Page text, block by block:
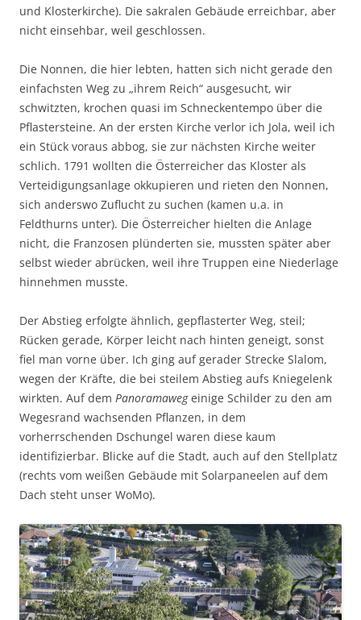
und Klosterkirche). Die sakralen Gebäude erreichbar, aber
nicht einsehbar, weil geschlossen.
Die Nonnen, die hier lebten, hatten sich nicht gerade den
einfachsten Weg zu „ihrem Reich“ ausgesucht, wir
schwitzten, krochen quasi im Schneckentempo über die
Pflastersteine. An der ersten Kirche verlor ich Jola, weil ich
ein Stück voraus abbog, sie zur nächsten Kirche weiter
schlich. 1791 wollten die Österreicher das Kloster als
Verteidigungsanlage okkupieren und rieten den Nonnen,
sich anderswo Zuflucht zu suchen (kamen u.a. in
Feldthurns unter). Die Österreicher hielten die Anlage
nicht, die Franzosen plünderten sie, mussten später aber
selbst wieder abrücken, weil ihre Truppen eine Niederlage
hinnehmen musste.
Der Abstieg erfolgte ähnlich, gepflasterter Weg, steil;
Rücken gerade, Körper leicht nach hinten geneigt, sonst
fiel man vorne über. Ich ging auf gerader Strecke Slalom,
wegen der Kräfte, die bei steilem Abstieg aufs Kniegelenk
wirkten. Auf dem Panoramawegeinige Schilder zu den am
Wegesrand wachsenden Pflanzen, in dem
vorherrschenden Dschungel waren diese kaum
identifizierbar. Blicke auf die Stadt, auch auf den Stellplatz
(rechts vom weißen Gebäude mit Solarpaneelen auf dem
Dach steht unser WoMo).